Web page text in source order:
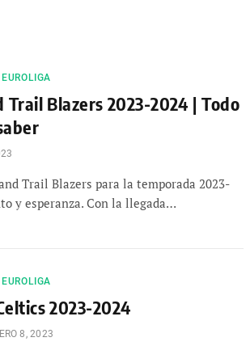
Blazers 2023-2024 | Todo
Trail Blazers para la temporada 2023-
y esperanza. Con la llegada…
2023-2024
8, 2023